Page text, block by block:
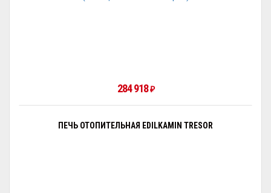
284 918 ₽
ПЕЧЬ ОТОПИТЕЛЬНАЯ EDILKAMIN TRESOR